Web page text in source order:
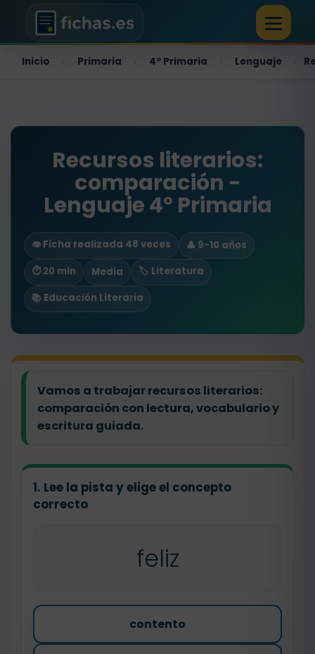
Inicio Primaria 4º Primaria Lenguaje
Recursos literarios:
comparación -
Lenguaje 4º Primaria
👁️ Ficha realizada 48 veces
👤 9-10 años
⏱ 20 min
Media
🏷️ Literatura
📚 Educación Literaria
Vamos a trabajar recursos literarios:
comparación con lectura, vocabulario y
escritura guiada.
1. Lee la pista y elige el concepto
correcto
feliz
contento